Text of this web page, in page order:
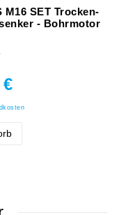
M16 SET Trocken-
- Bohrmotor